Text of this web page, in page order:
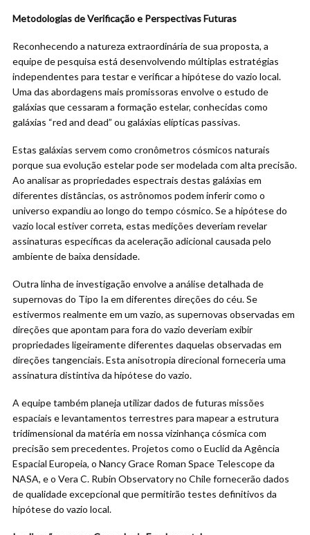
Metodologias de Verificação e Perspectivas Futuras
Reconhecendo a natureza extraordinária de sua proposta, a
equipe de pesquisa está desenvolvendo múltiplas estratégias
independentes para testar e verificar a hipótese do vazio local.
Uma das abordagens mais promissoras envolve o estudo de
galáxias que cessaram a formação estelar, conhecidas como
galáxias “red and dead” ou galáxias elípticas passivas.
Estas galáxias servem como cronômetros cósmicos naturais
porque sua evolução estelar pode ser modelada com alta precisão.
Ao analisar as propriedades espectrais destas galáxias em
diferentes distâncias, os astrônomos podem inferir como o
universo expandiu ao longo do tempo cósmico. Se a hipótese do
vazio local estiver correta, estas medições deveriam revelar
assinaturas específicas da aceleração adicional causada pelo
ambiente de baixa densidade.
Outra linha de investigação envolve a análise detalhada de
supernovas do Tipo Ia em diferentes direções do céu. Se
estivermos realmente em um vazio, as supernovas observadas em
direções que apontam para fora do vazio deveriam exibir
propriedades ligeiramente diferentes daquelas observadas em
direções tangenciais. Esta anisotropia direcional forneceria uma
assinatura distintiva da hipótese do vazio.
A equipe também planeja utilizar dados de futuras missões
espaciais e levantamentos terrestres para mapear a estrutura
tridimensional da matéria em nossa vizinhança cósmica com
precisão sem precedentes. Projetos como o Euclid da Agência
Espacial Europeia, o Nancy Grace Roman Space Telescope da
NASA, e o Vera C. Rubin Observatory no Chile fornecerão dados
de qualidade excepcional que permitirão testes definitivos da
hipótese do vazio local.